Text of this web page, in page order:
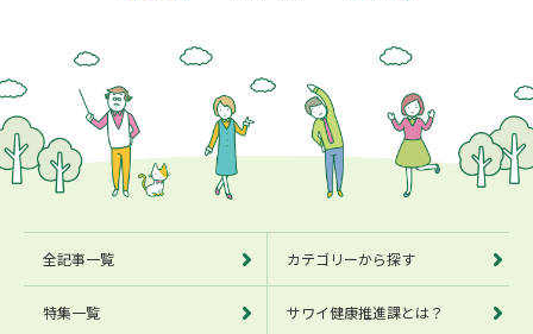
全記事一覧 カテゴリーから探す
特集一覧 サワイ健康推進課とは？